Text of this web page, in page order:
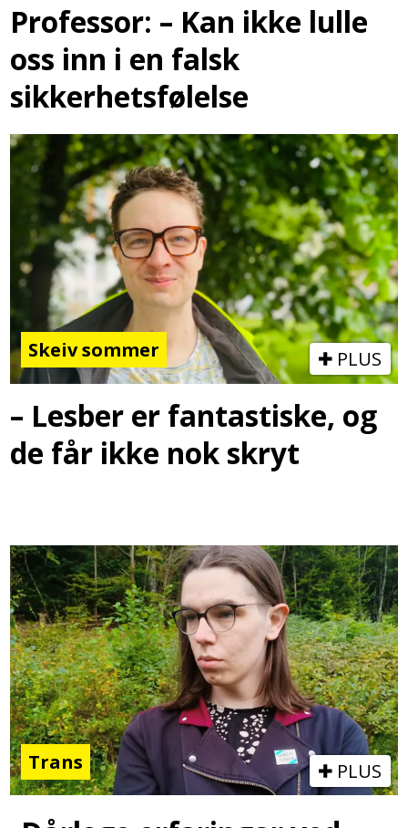
Professor: – Kan ikke lulle
oss inn i en falsk
sikkerhetsfølelse
Skeiv sommer PLUS
– Lesber er fantastiske, og
de får ikke nok skryt
Trans PLUS